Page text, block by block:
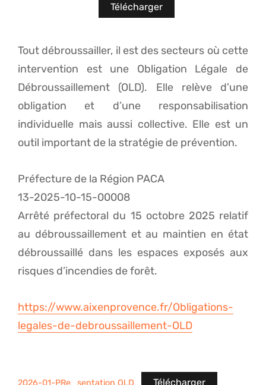
Télécharger
Tout débroussailler, il est des secteurs où cette
intervention est une Obligation Légale de
Débroussaillement (OLD). Elle relève d’une
obligation et d’une responsabilisation
individuelle mais aussi collective. Elle est un
outil important de la stratégie de prévention.
Préfecture de la Région PACA
13-2025-10-15-00008
Arrêté préfectoral du 15 octobre 2025 relatif
au débroussaillement et au maintien en état
débroussaillé dans les espaces exposés aux
risques d’incendies de forêt.
https://www.aixenprovence.fr/Obligations-
legales-de-debroussaillement-OLD
Télécharger